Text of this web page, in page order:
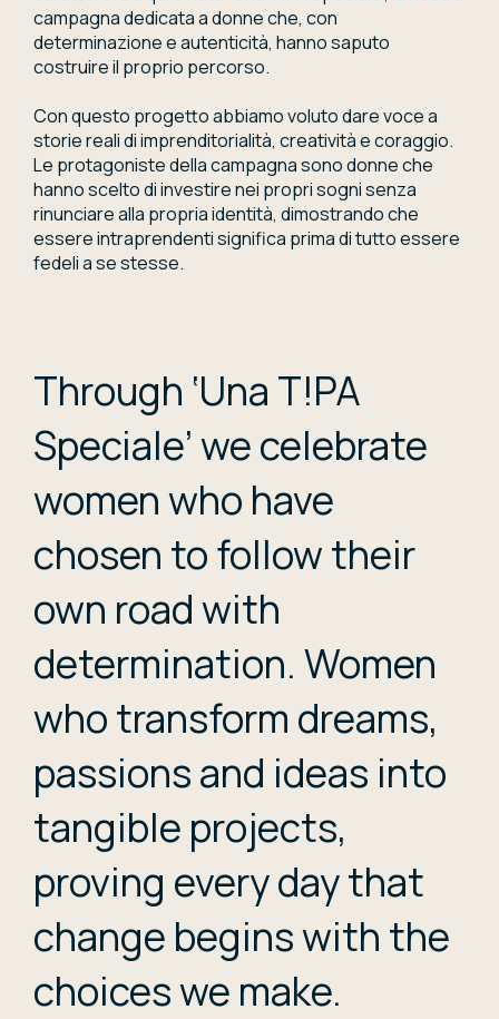
campagna dedicata a donne che, con
determinazione e autenticità, hanno saputo
costruire il proprio percorso.
Con questo progetto abbiamo voluto dare voce a
storie reali di imprenditorialità, creatività e coraggio.
Le protagoniste della campagna sono donne che
hanno scelto di investire nei propri sogni senza
rinunciare alla propria identità, dimostrando che
essere intraprendenti significa prima di tutto essere
fedeli a se stesse.
Through ‘Una T!PA
Speciale’ we celebrate
women who have
chosen to follow their
own road with
determination. Women
who transform dreams,
passions and ideas into
tangible projects,
proving every day that
change begins with the
choices we make.